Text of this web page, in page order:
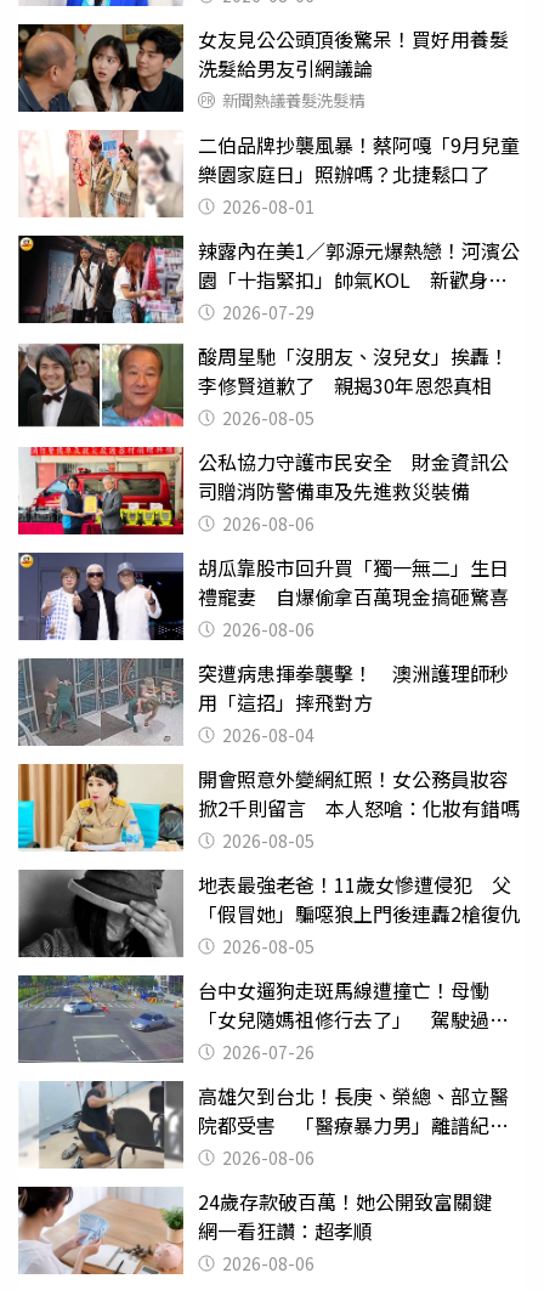
女友見公公頭頂後驚呆！買好用養髮
洗髮給男友引網議論
新聞熱議養髮洗髮精
二伯品牌抄襲風暴！蔡阿嘎「9月兒童
樂園家庭日」照辦嗎？北捷鬆口了
2026-08-01
辣露內在美1／郭源元爆熱戀！河濱公
園「十指緊扣」帥氣KOL 新歡身份
曝光2026-07-29
酸周星馳「沒朋友、沒兒女」挨轟！
李修賢道歉了 親揭30年恩怨真相
2026-08-05
公私協力守護市民安全 財金資訊公
司贈消防警備車及先進救災裝備
2026-08-06
胡瓜靠股市回升買「獨一無二」生日
禮寵妻 自爆偷拿百萬現金搞砸驚喜
2026-08-06
突遭病患揮拳襲擊！ 澳洲護理師秒
用「這招」摔飛對方
2026-08-04
開會照意外變網紅照！女公務員妝容
掀2千則留言 本人怒嗆：化妝有錯嗎
2026-08-05
地表最強老爸！11歲女慘遭侵犯 父
「假冒她」騙噁狼上門後連轟2槍復仇
2026-08-05
台中女遛狗走斑馬線遭撞亡！母慟
「女兒隨媽祖修行去了」 駕駛過失
致死判9月
2026-07-26
高雄欠到台北！長庚、榮總、部立醫
院都受害 「醫療暴力男」離譜紀錄
曝光2026-08-06
24歲存款破百萬！她公開致富關鍵
網一看狂讚：超孝順
2026-08-06